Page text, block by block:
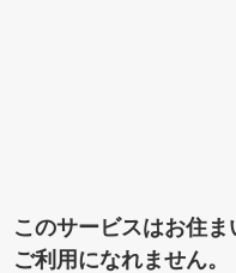
このサービスはお住
ご利用になれません。